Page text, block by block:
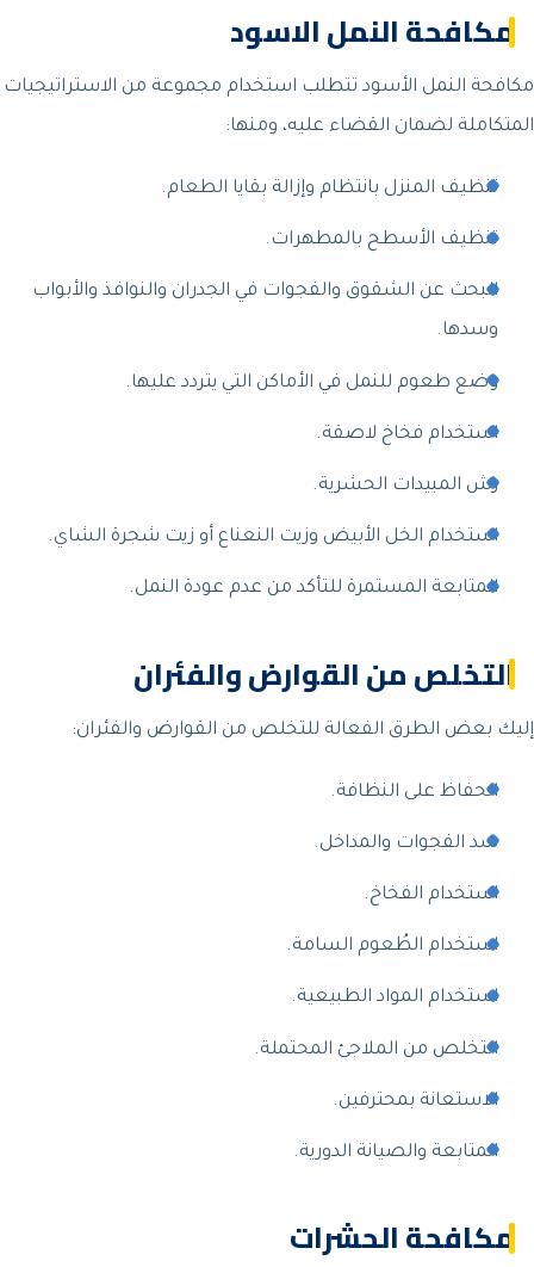
مكافحة النمل الاسود
مكافحة النمل الأسود تتطلب استخدام مجموعة من الاستراتيجيات
المتكاملة لضمان القضاء عليه، ومنها:
تنظيف المنزل بانتظام وإزالة بقايا الطعام.
تنظيف الأسطح بالمطهرات.
البحث عن الشقوق والفجوات في الجدران والنوافذ والأبواب
وسدها.
وضع طعوم للنمل في الأماكن التي يتردد عليها.
استخدام فخاخ لاصقة.
رش المبيدات الحشرية.
استخدام الخل الأبيض وزيت النعناع أو زيت شجرة الشاي.
المتابعة المستمرة للتأكد من عدم عودة النمل.
التخلص من القوارض والفئران
إليك بعض الطرق الفعالة للتخلص من القوارض والفئران:
الحفاظ على النظافة.
سد الفجوات والمداخل.
استخدام الفخاخ.
استخدام الطُعوم السامة.
استخدام المواد الطبيعية.
التخلص من الملاجئ المحتملة.
الاستعانة بمحترفين.
المتابعة والصيانة الدورية.
مكافحة الحشرات